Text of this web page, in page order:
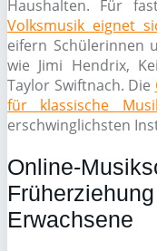
Haushalten. Für
Volksmusik eignet
eifern Schülerinnen
wie Jimi Hendrix,
Taylor Swiftnach. Die
für klassische
erschwinglichsten
Online-
Erwachsene